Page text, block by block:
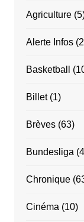
Agriculture
Alerte Infos
Basketball
Billet(1)
Brèves(63)
Bundesliga
Chronique
Cinéma (10)